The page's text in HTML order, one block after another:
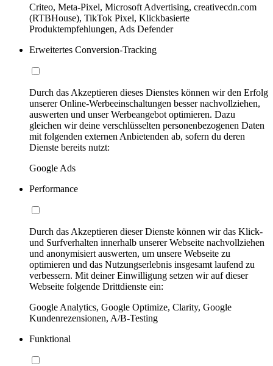
Criteo, Meta-Pixel, Microsoft Advertising, creativecdn.com
(RTBHouse), TikTok Pixel, Klickbasierte
Produktempfehlungen, Ads Defender
Erweitertes Conversion-Tracking
Durch das Akzeptieren dieses Dienstes können wir den Erfolg
unserer Online-Werbeeinschaltungen besser nachvollziehen,
auswerten und unser Werbeangebot optimieren. Dazu
gleichen wir deine verschlüsselten personenbezogenen Daten
mit folgenden externen Anbietenden ab, sofern du deren
Dienste bereits nutzt:
Google Ads
Performance
Durch das Akzeptieren dieser Dienste können wir das Klick-
und Surfverhalten innerhalb unserer Webseite nachvollziehen
und anonymisiert auswerten, um unsere Webseite zu
optimieren und das Nutzungserlebnis insgesamt laufend zu
verbessern. Mit deiner Einwilligung setzen wir auf dieser
Webseite folgende Drittdienste ein:
Google Analytics, Google Optimize, Clarity, Google
Kundenrezensionen, A/B-Testing
Funktional